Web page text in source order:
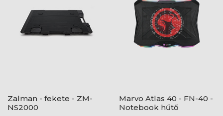
Zalman - fekete - ZM-
NS2000
Marvo Atlas 40 - FN-40 -
Notebook hűtő